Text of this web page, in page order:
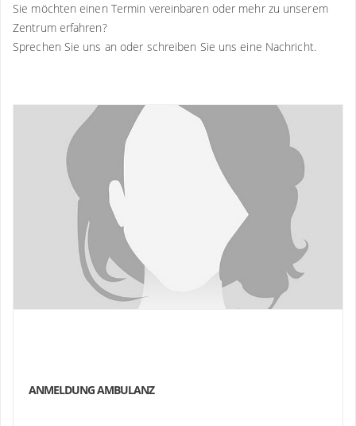
Sie möchten einen Termin vereinbaren oder mehr zu unserem
Zentrum erfahren?
Sprechen Sie uns an oder schreiben Sie uns eine Nachricht.
ANMELDUNG AMBULANZ